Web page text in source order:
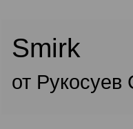
Smirk
от